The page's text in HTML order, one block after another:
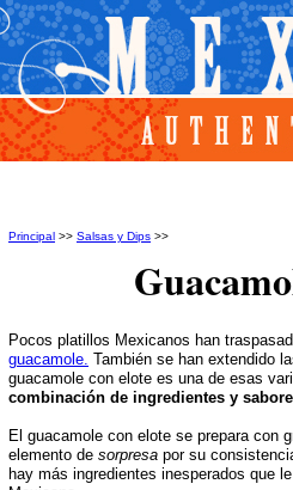
Principal >> Salsas y Dips >>
Pocos platillos Mexicanos han
guacamole. También se han extendido
guacamole con elote es una de esas
combinación de ingredientes y
El guacamole con elote se prepara con
elemento de sorpresa por su
hay más ingredientes inesperados que